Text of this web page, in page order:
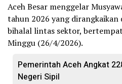
Aceh Besar menggelar
tahun 2026 yang dirangkaikan
bihalal lintas sektor,
Minggu (26/4/2026).
Pemerintah Aceh Angkat
Negeri Sipil